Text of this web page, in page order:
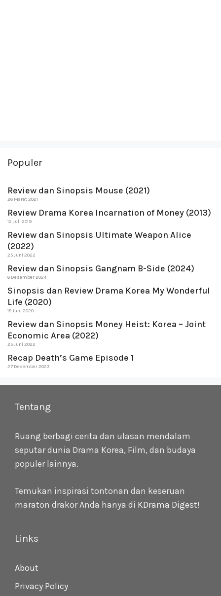
Populer
Review dan Sinopsis Mouse (2021)
26 Maret 2021
Review Drama Korea Incarnation of Money (2013)
12 Juli 2019
Review dan Sinopsis Ultimate Weapon Alice
(2022)
25 Juni 2022
Review dan Sinopsis Gangnam B-Side (2024)
6 Desember 2024
Sinopsis dan Review Drama Korea My Wonderful
Life (2020)
18 Juni 2020
Review dan Sinopsis Money Heist: Korea – Joint
Economic Area (2022)
25 Juni 2022
Recap Death’s Game Episode 1
27 Desember 2023
Tentang
Ruang berbagi cerita dan ulasan mendalam
seputar dunia Drama Korea, Film, dan budaya
populer lainnya.
Temukan inspirasi tontonan dan keseruan
maraton drakor Anda hanya di KDrama Digest!
Links
About
Privacy Policy